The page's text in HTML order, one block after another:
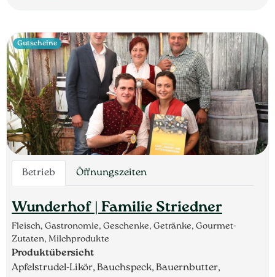
Betrieb Öffnungszeiten
Wunderhof | Familie Striedner
Fleisch, Gastronomie, Geschenke, Getränke, Gourmet-
Zutaten, Milchprodukte
Produktübersicht
Apfelstrudel-Likör, Bauchspeck, Bauernbutter,
Gutscheine